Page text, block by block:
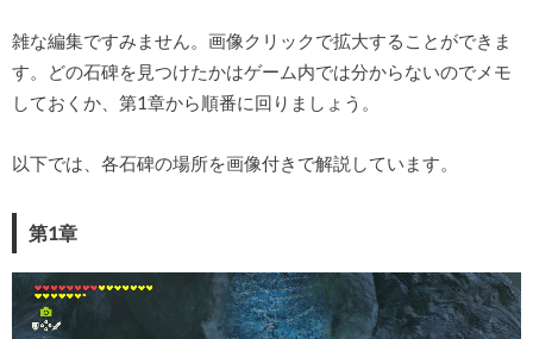
雑な編集ですみません。画像クリックで拡大することができま
す。どの石碑を見つけたかはゲーム内では分からないのでメモ
しておくか、第1章から順番に回りましょう。
以下では、各石碑の場所を画像付きで解説しています。
第1章